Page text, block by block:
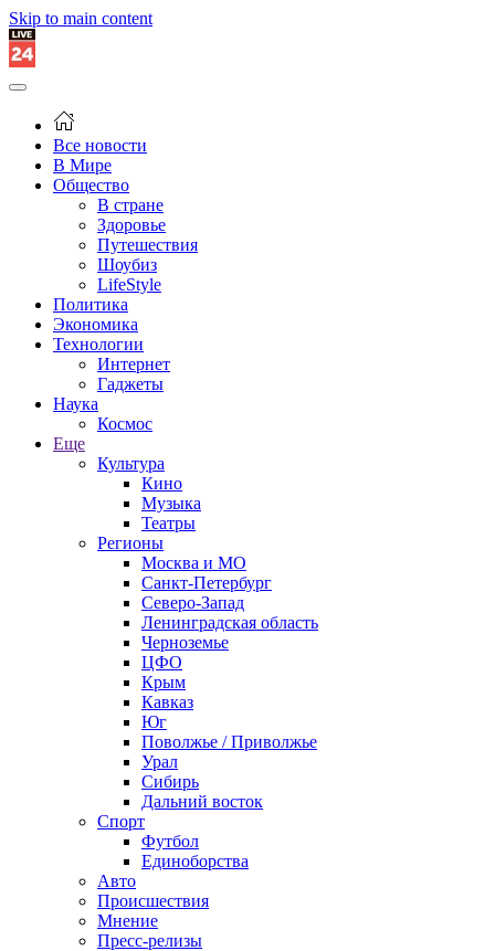
Skip to main content
Все новости
В Мире
Общество
В стране
Здоровье
Путешествия
Шоубиз
LifeStyle
Политика
Экономика
Технологии
Интернет
Гаджеты
Наука
Космос
Еще
Культура
Кино
Музыка
Театры
Регионы
Москва и МО
Санкт-Петербург
Северо-Запад
Ленинградская область
Черноземье
ЦФО
Крым
Кавказ
Юг
Поволжье / Приволжье
Урал
Сибирь
Дальний восток
Спорт
Футбол
Единоборства
Авто
Происшествия
Мнение
Пресс-релизы